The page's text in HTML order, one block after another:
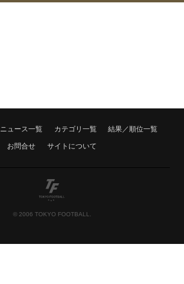
ニュース一覧 カテゴリ一覧 結果／順位一覧
お問合せ サイトについて
© 2006 TOKYO FOOTBALL.